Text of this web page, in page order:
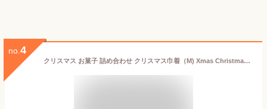
no. 4
クリスマス お菓子 詰め合わせ クリスマス巾着（M) Xmas Christmas プレゼント 町内会 子ども会 子供会 PTA パーティ 大量購入